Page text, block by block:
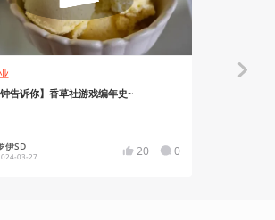
钟告诉你】香草社游戏编年史~
伊SD
03-27 20 0
安利大帝